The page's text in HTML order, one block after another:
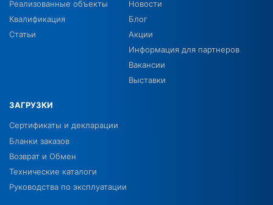
Реализованные объекты
Квалификация
Статьи
Новости
Блог
Акции
Информация для партнеров
Вакансии
Выставки
ЗАГРУЗКИ
Сертификаты и декларации
Бланки заказов
Возврат и Обмен
Технические каталоги
Руководства по эксплуатации